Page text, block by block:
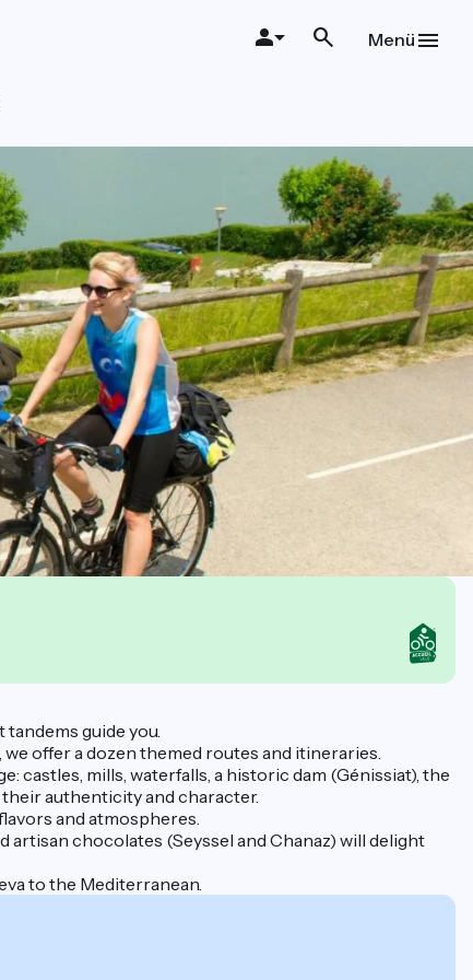
Menü
guide you.
offer a dozen themed routes and itineraries.
castles, mills, waterfalls, a historic dam (Génissiat), the
authenticity and character.
and atmospheres.
artisan chocolates (Seyssel and Chanaz) will delight
to the Mediterranean.